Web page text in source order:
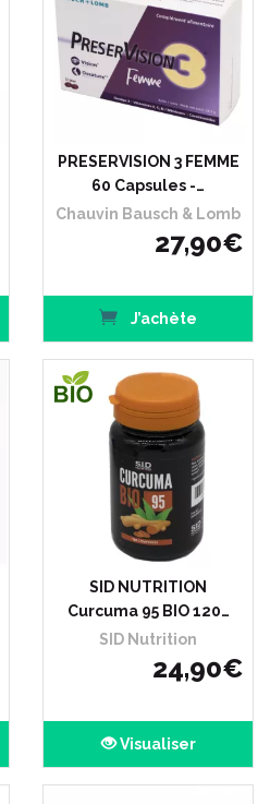
PRESERVISION 3 FEMME
60 Capsules -…
Chauvin Bausch & Lomb
27,90€
J’achète
SID NUTRITION
Curcuma 95 BIO 120…
SID Nutrition
24,90€
Visualiser